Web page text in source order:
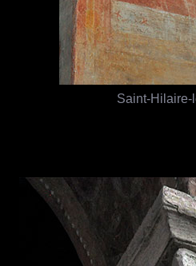
Saint-Hilaire-